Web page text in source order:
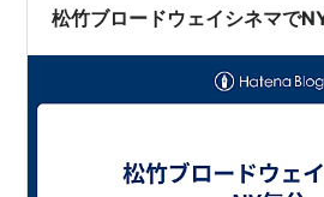
松竹ブロードウェイシネマで